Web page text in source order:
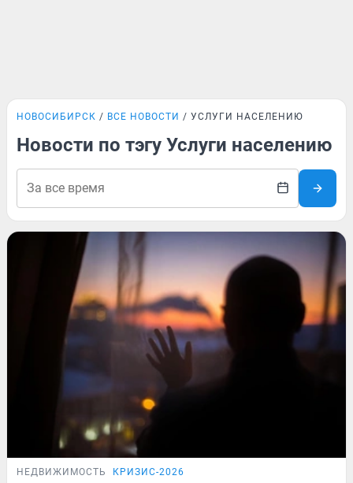
НОВОСИБИРСК ВСЕ НОВОСТИ УСЛУГИ НАСЕЛЕНИЮ
Новости по тэгу Услуги населению
НЕДВИЖИМОСТЬ КРИЗИС-2026